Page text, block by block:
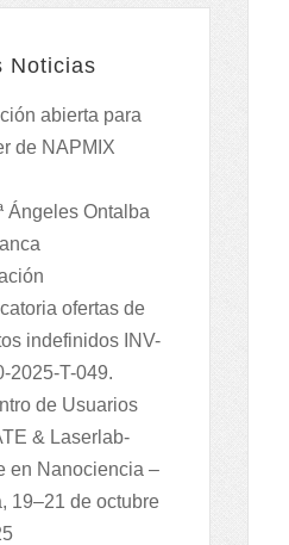
Noticias
abierta para
de NAPMIX
Ángeles Ontalba
ofertas de
indefinidos INV-
2025-T-049.
de Usuarios
& Laserlab-
en Nanociencia –
19–21 de octubre